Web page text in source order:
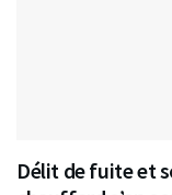
Délit de fuite et